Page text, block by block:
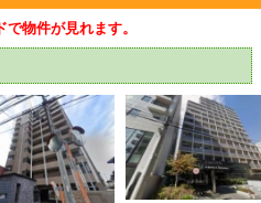
物件が見れます。